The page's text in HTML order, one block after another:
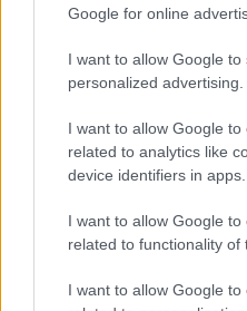
Google for online
I want to allow Google to
personalized advertising.
I want to allow Google to
related to analytics like
device identifiers in apps.
I want to allow Google to
related to functionality of
I want to allow Google to